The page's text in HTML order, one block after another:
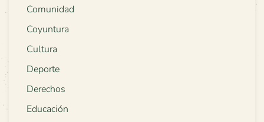
Comunidad
Coyuntura
Cultura
Deporte
Derechos
Educación